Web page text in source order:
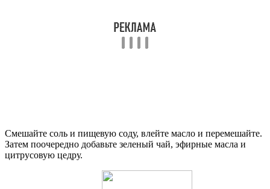
Смешайте соль и пищевую соду, влейте масло и перемешайте.
Затем поочередно добавьте зеленый чай, эфирные масла и
цитрусовую цедру.